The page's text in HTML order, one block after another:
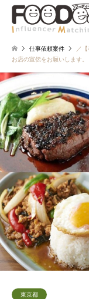
仕事依頼案件
／
お店の宣伝をお願いします。
東京都